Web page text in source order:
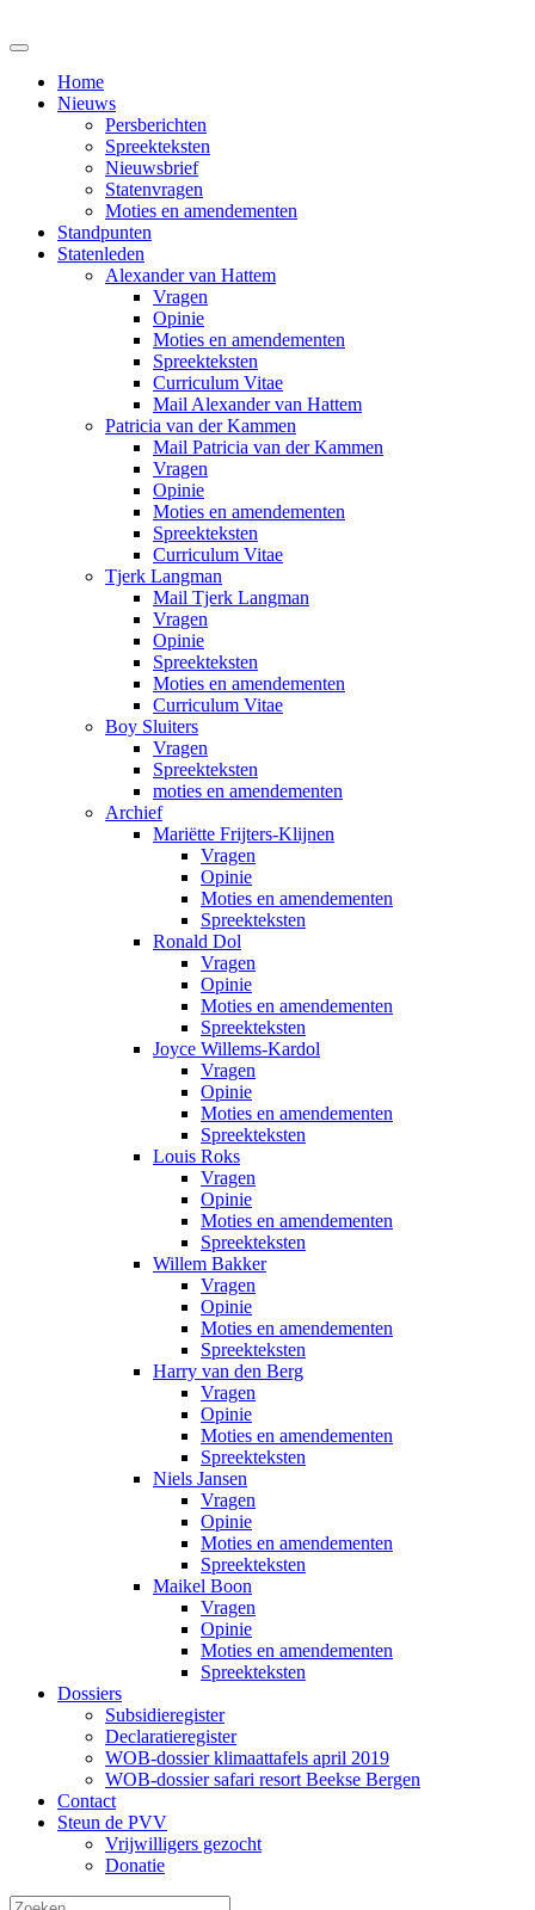
Home
Nieuws
Persberichten
Spreekteksten
Nieuwsbrief
Statenvragen
Moties en amendementen
Standpunten
Statenleden
Alexander van Hattem
Vragen
Opinie
Moties en amendementen
Spreekteksten
Curriculum Vitae
Mail Alexander van Hattem
Patricia van der Kammen
Mail Patricia van der Kammen
Vragen
Opinie
Moties en amendementen
Spreekteksten
Curriculum Vitae
Tjerk Langman
Mail Tjerk Langman
Vragen
Opinie
Spreekteksten
Moties en amendementen
Curriculum Vitae
Boy Sluiters
Vragen
Spreekteksten
moties en amendementen
Archief
Mariëtte Frijters-Klijnen
Vragen
Opinie
Moties en amendementen
Spreekteksten
Ronald Dol
Vragen
Opinie
Moties en amendementen
Spreekteksten
Joyce Willems-Kardol
Vragen
Opinie
Moties en amendementen
Spreekteksten
Louis Roks
Vragen
Opinie
Moties en amendementen
Spreekteksten
Willem Bakker
Vragen
Opinie
Moties en amendementen
Spreekteksten
Harry van den Berg
Vragen
Opinie
Moties en amendementen
Spreekteksten
Niels Jansen
Vragen
Opinie
Moties en amendementen
Spreekteksten
Maikel Boon
Vragen
Opinie
Moties en amendementen
Spreekteksten
Dossiers
Subsidieregister
Declaratieregister
WOB-dossier klimaattafels april 2019
WOB-dossier safari resort Beekse Bergen
Contact
Steun de PVV
Vrijwilligers gezocht
Donatie